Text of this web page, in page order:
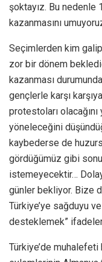
şoktayız. Bu nedenle
kazanmasını
Seçimlerden kim galip
zor bir dönem
kazanması
gençlerle karşı
protestoları
yöneleceğini
kaybederse de
gördüğümüz gibi
istemeyecektir…
günler bekliyor. Bize
Türkiye’ye sağduyu
desteklemek”
Türkiye’de